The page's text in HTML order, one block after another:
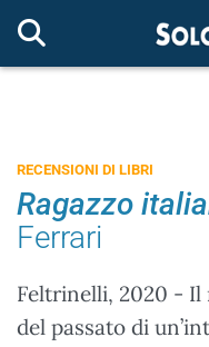
RECENSIONI DI LIBRI
Ragazzo
Ferrari
Feltrinelli, 2020 -
del passato di